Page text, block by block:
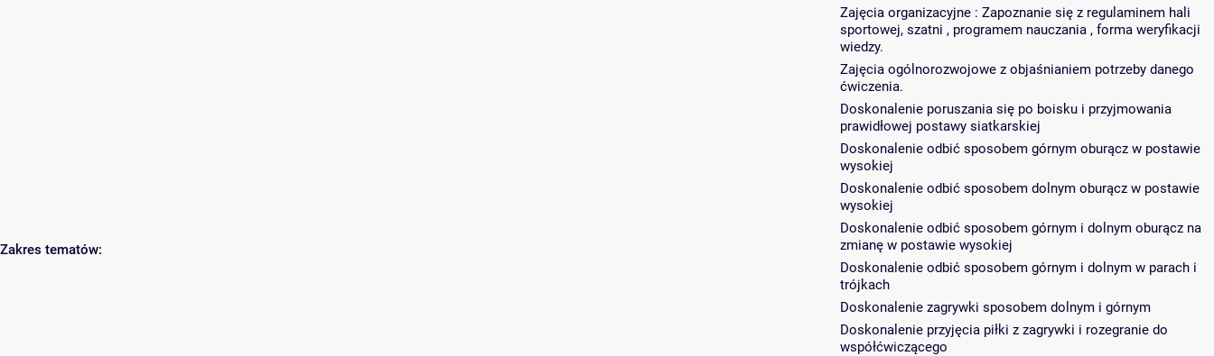
Zakres tematów:
Zajęcia organizacyjne : Zapoznanie się z regulaminem hali
sportowej, szatni , programem nauczania , forma weryfikacji
wiedzy.
Zajęcia ogólnorozwojowe z objaśnianiem potrzeby danego
ćwiczenia.
Doskonalenie poruszania się po boisku i przyjmowania
prawidłowej postawy siatkarskiej
Doskonalenie odbić sposobem górnym oburącz w postawie
wysokiej
Doskonalenie odbić sposobem dolnym oburącz w postawie
wysokiej
Doskonalenie odbić sposobem górnym i dolnym oburącz na
zmianę w postawie wysokiej
Doskonalenie odbić sposobem górnym i dolnym w parach i
trójkach
Doskonalenie zagrywki sposobem dolnym i górnym
Doskonalenie przyjęcia piłki z zagrywki i rozegranie do
współćwiczącego